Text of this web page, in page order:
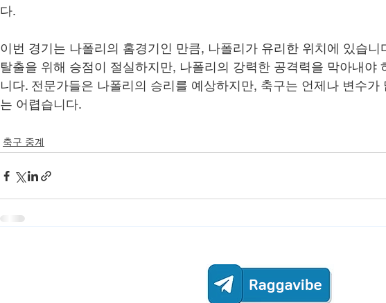
다.
이번 경기는 나폴리의 홈경기인 만큼, 나폴리가 유리한 위치에 있습니
탈출을 위해 승점이 절실하지만, 나폴리의 강력한 공격력을 막아내야
니다. 전문가들은 나폴리의 승리를 예상하지만, 축구는 언제나 변수가
는 어렵습니다.
축구 중계